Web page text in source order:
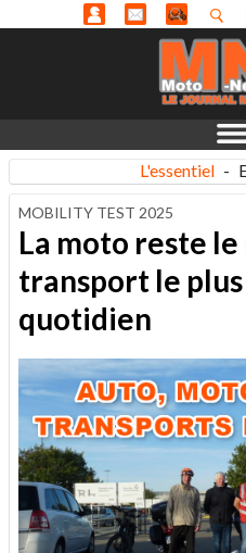
L'essentiel -
MOBILITY TEST 2025
La moto reste
transport le
quotidien